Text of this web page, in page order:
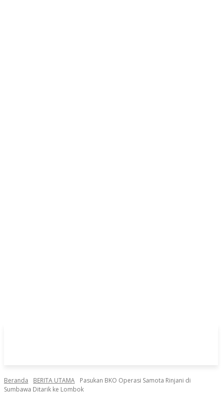
Beranda BERITA UTAMA
Pasukan BKO Operasi Samota Rinjani di
Sumbawa Ditarik ke Lombok